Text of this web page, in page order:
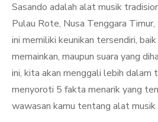
Sasando adalah alat musik
Pulau Rote, Nusa Tenggara
ini memiliki keunikan tersendiri,
memainkan, maupun suara yang
ini, kita akan menggali lebih
menyoroti 5 fakta menarik yang
wawasan kamu tentang alat musik